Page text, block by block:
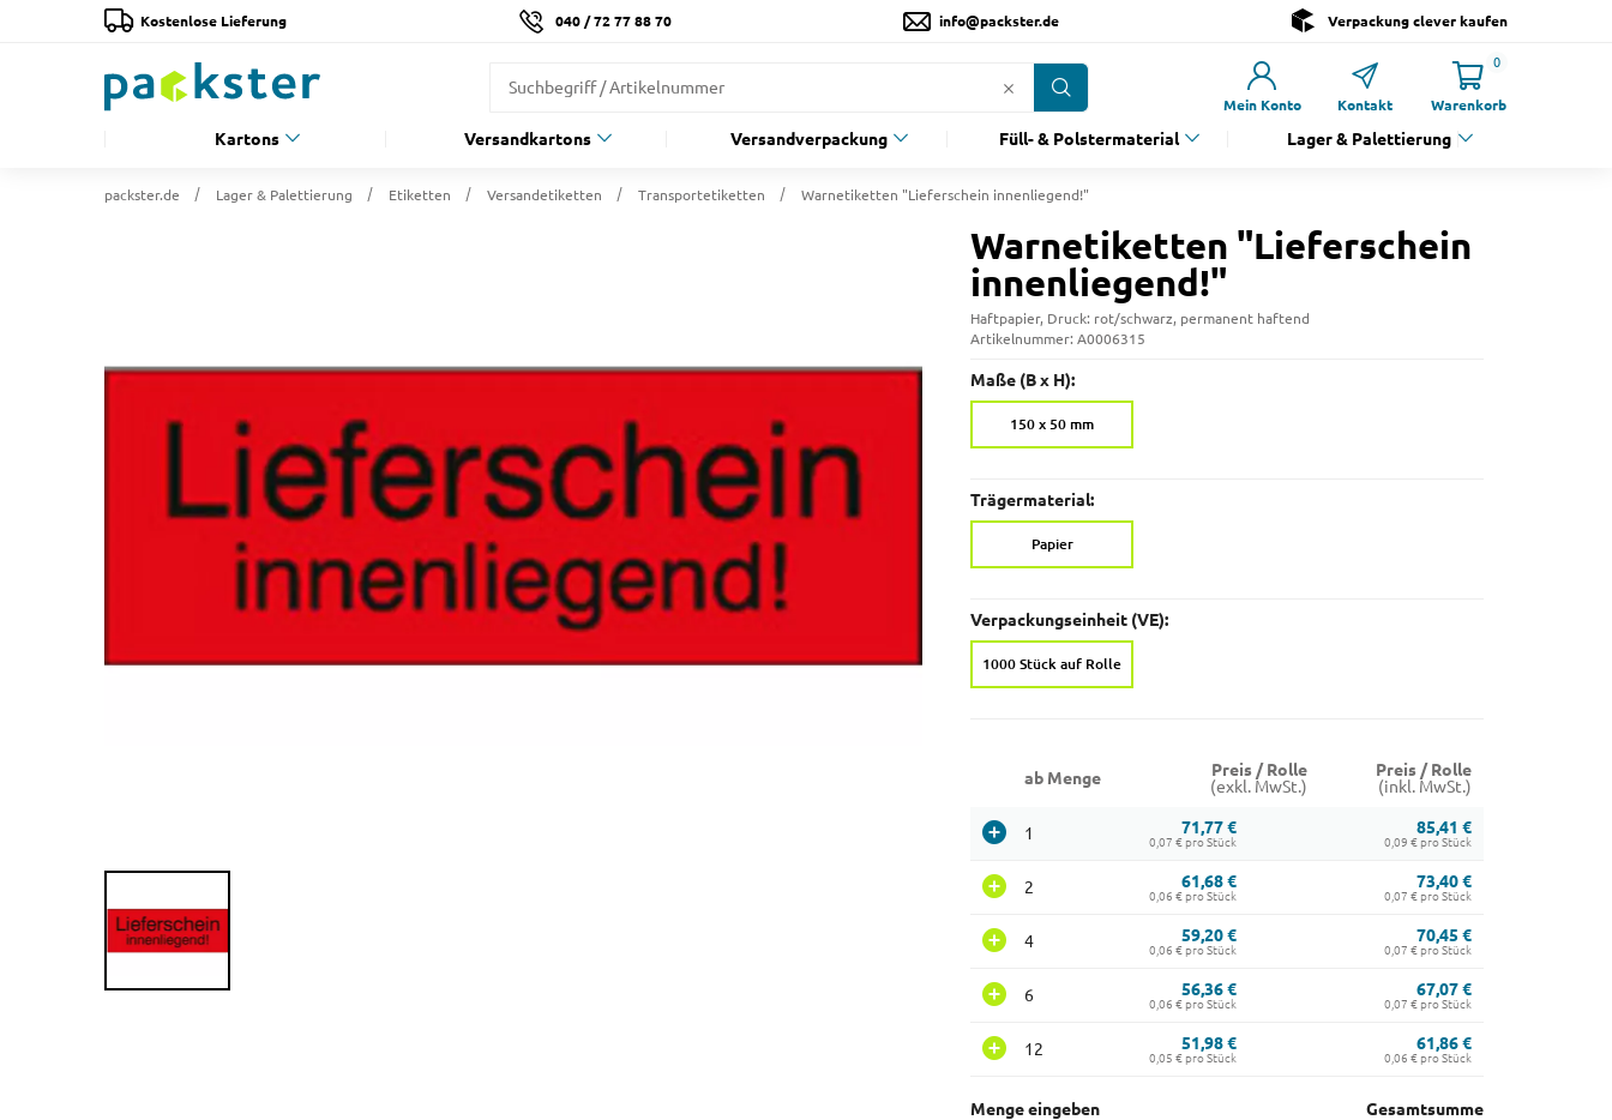
Kostenlose Lieferung 040 / 72 77 88 70 info@packster.de Verpackung clever kaufen
Mein Konto Kontakt
0
Warenkorb
Kartons Versandkartons Versandverpackung Füll- & Polstermaterial Lager & Palettierung
packster.de Lager & Palettierung Etiketten Versandetiketten Transportetiketten Warnetiketten "Lieferschein innenliegend!"
Warnetiketten "Lieferschein
innenliegend!"
Haftpapier, Druck: rot/schwarz, permanent haftend
Artikelnummer: A0006315
Maße (B x H):
150 x 50 mm
Trägermaterial:
Papier
Verpackungseinheit (VE):
1000 Stück auf Rolle
ab Menge
Preis / Rolle
(exkl. MwSt.)
Preis / Rolle
(inkl. MwSt.)
1 71,77 €
0,07 € pro Stück
85,41 €
0,09 € pro Stück
2 61,68 €
0,06 € pro Stück
73,40 €
0,07 € pro Stück
4 59,20 €
0,06 € pro Stück
70,45 €
0,07 € pro Stück
6 56,36 €
0,06 € pro Stück
67,07 €
0,07 € pro Stück
12 51,98 €
0,05 € pro Stück
61,86 €
0,06 € pro Stück
Menge eingeben Gesamtsumme